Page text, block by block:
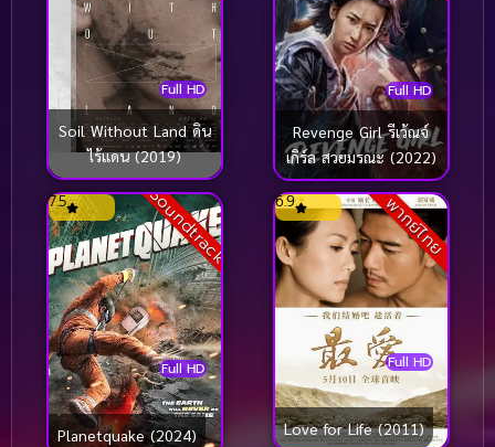
Full HD
Soil Without Land ดิน
ไร้แดน (2019)
Full HD
Revenge Girl รีเว้ณจ์
เกิร์ล สวยมรณะ (2022)
Soundtrack
Full HD
7.5
Planetquake (2024)
พากย์ไทย
Full HD
6.9
Love for Life (2011)